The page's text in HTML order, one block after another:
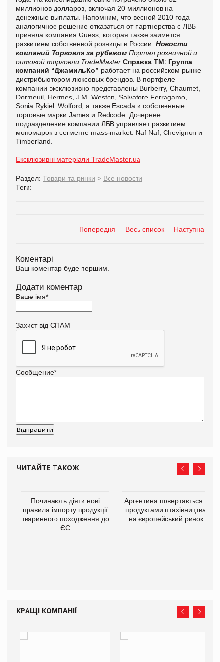
миллионов долларов, включая 20 миллионов на
денежные выплаты. Напомним, что весной 2010 года
аналогичное решение отказаться от партнерства с ЛВБ
приняла компания Guess, которая также займется
развитием собственной розницы в России. Новости
компаний Торговля за рубежом Портал розничной и
оптовой торговли TradeMaster Справка ТМ: Группа
компаний “ДжамильКо” работает на российском рынке
дистрибьютором люксовых брендов. В портфеле
компании эксклюзивно представлены Burberry, Chaumet,
Dormeuil, Hermes, J.M. Weston, Salvatore Ferragamo,
Sonia Rykiel, Wolford, а также Escada и собственные
торговые марки James и Redcode. Дочернее
подразделение компании ЛБВ управляет развитием
мономарок в сегменте mass-market: Naf Naf, Chevignon и
Timberland.
Ексклюзивні матеріали TradeMaster.ua
Раздел: Товари та ринки > Все новости
Теги:
Попередня Весь список Наступна
Коментарі
Ваш коментар буде першим.
Додати коментар
Ваше імя*
Захист від СПАМ
Сообщение*
ЧИТАЙТЕ ТАКОЖ
Починають діяти нові
правила імпорту продукції
тваринного походження до
ЄС
Аргентина повертається з
продуктами птахівництва
на європейський ринок
КРАЩІ КОМПАНІЇ